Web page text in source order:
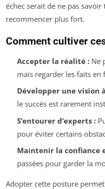
échec serait de ne pas
recommencer plus fort.
Comment cultiver
Accepter la réalité :Ne
mais regarder les faits en
Développer une vision
le succès est rarement
S’entourer d’experts :
pour éviter certains
Maintenir la confiance
passées pour garder la
Adopter cette posture